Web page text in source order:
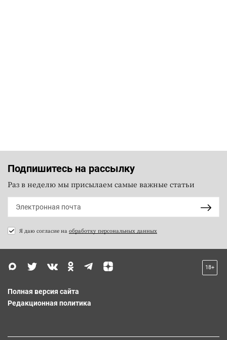
Подпишитесь на рассылку
Раз в неделю мы присылаем самые важные статьи
Я даю согласие на обработку персональных данных
18+
Полная версия сайта
Редакционная политика